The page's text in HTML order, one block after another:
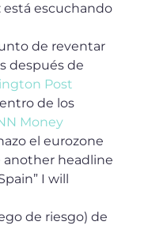
está escuchando
de reventar
después de
Post
de los
Money
el eurozone
another headline
I will
de riesgo) de